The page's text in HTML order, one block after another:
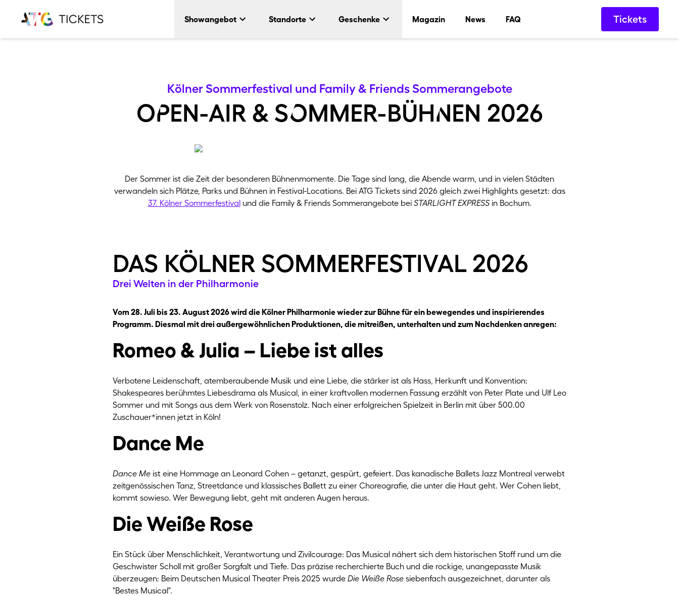
Showangebot Standorte Geschenke Magazin News FAQ Tickets
oPen-air & sOmmer-bühNen 2026
Kölner Sommerfestival und Family & Friends Sommerangebote
Der Sommer ist die Zeit der besonderen Bühnenmomente. Die Tage sind lang, die Abende warm, und in vielen Städten
verwandeln sich Plätze, Parks und Bühnen in Festival-Locations. Bei ATG Tickets sind 2026 gleich zwei Highlights gesetzt: das
37. Kölner Sommerfestivalund die Family & Friends Sommerangebote bei STARLIGHT EXPRESSin Bochum.
das kölner sommerfestival 2026
Drei Welten in der Philharmonie
Vom 28. Juli bis 23. August 2026 wird die Kölner Philharmonie wieder zur Bühne für ein bewegendes und inspirierendes
Programm. Diesmal mit drei außergewöhnlichen Produktionen, die mitreißen, unterhalten und zum Nachdenken anregen:
Romeo & Julia – Liebe ist alles
Verbotene Leidenschaft, atemberaubende Musik und eine Liebe, die stärker ist als Hass, Herkunft und Konvention:
Shakespeares berühmtes Liebesdrama als Musical, in einer kraftvollen modernen Fassung erzählt von Peter Plate und Ulf Leo
Sommer und mit Songs aus dem Werk von Rosenstolz. Nach einer erfolgreichen Spielzeit in Berlin mit über 500.00
Zuschauer*innen jetzt in Köln!
Dance Me
Dance Me ist eine Hommage an Leonard Cohen – getanzt, gespürt, gefeiert. Das kanadische Ballets Jazz Montreal verwebt
zeitgenössischen Tanz, Streetdance und klassisches Ballett zu einer Choreografie, die unter die Haut geht. Wer Cohen liebt,
kommt sowieso. Wer Bewegung liebt, geht mit anderen Augen heraus.
Die Weiße Rose
Ein Stück über Menschlichkeit, Verantwortung und Zivilcourage: Das Musical nähert sich dem historischen Stoff rund um die
Geschwister Scholl mit großer Sorgfalt und Tiefe. Das präzise recherchierte Buch und die rockige, unangepasste Musik
überzeugen: Beim Deutschen Musical Theater Preis 2025 wurde Die Weiße Rose siebenfach ausgezeichnet, darunter als
"Bestes Musical".